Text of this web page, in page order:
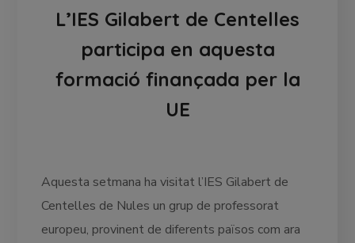
L’IES Gilabert de Centelles
participa en aquesta
formació finançada per la
UE
Aquesta setmana ha visitat l’IES Gilabert de
Centelles de Nules un grup de professorat
europeu, provinent de diferents països com ara